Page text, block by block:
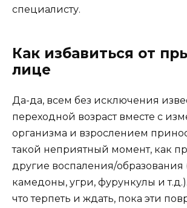
специалисту.
Как избавиться от
лице
Да-да, всем без исключения
переходной возраст вместе с
организма и взрослением
такой неприятный момент, как
другие воспаления/образования
камедоны, угри, фурункулы и
что терпеть и ждать, пока эти